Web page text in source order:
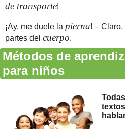
de transporte!
¡Ay, me duele la pierna! –
partes del cuerpo.
Métodos de
para niños